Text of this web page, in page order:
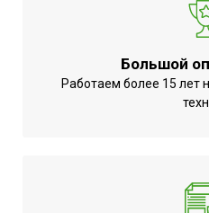
Напряжение
Большой
Работаем более 15 лет